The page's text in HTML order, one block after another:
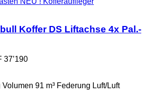
Koffer DS Liftachse 4x Pal.-
37’190
Volumen 91 m³ Federung Luft/Luft